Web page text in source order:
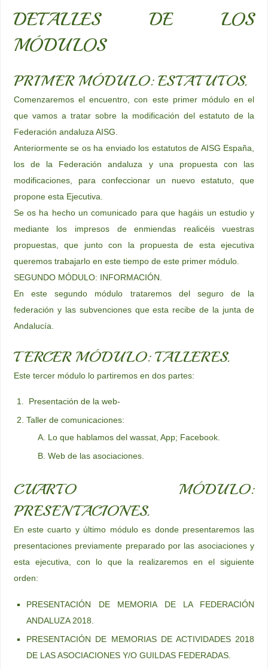
DETALLES DE LOS
MÓDULOS
PRIMER MÓDULO: ESTATUTOS.
Comenzaremos el encuentro, con este primer módulo en el
que vamos a tratar sobre la modificación del estatuto de la
Federación andaluza AISG.
Anteriormente se os ha enviado los estatutos de AISG España,
los de la Federación andaluza y una propuesta con las
modificaciones, para confeccionar un nuevo estatuto, que
propone esta Ejecutiva.
Se os ha hecho un comunicado para que hagáis un estudio y
mediante los impresos de enmiendas realicéis vuestras
propuestas, que junto con la propuesta de esta ejecutiva
queremos trabajarlo en este tiempo de este primer módulo.
SEGUNDO MÓDULO: INFORMACIÓN.
En este segundo módulo trataremos del seguro de la
federación y las subvenciones que esta recibe de la junta de
Andalucía.
TERCER MÓDULO: TALLERES.
Este tercer módulo lo partiremos en dos partes:
Presentación de la web-
Taller de comunicaciones:
Lo que hablamos del wassat, App; Facebook.
Web de las asociaciones.
CUARTO MÓDULO:
PRESENTACIONES.
En este cuarto y último módulo es donde presentaremos las
presentaciones previamente preparado por las asociaciones y
esta ejecutiva, con lo que la realizaremos en el siguiente
orden:
PRESENTACIÓN DE MEMORIA DE LA FEDERACIÓN
ANDALUZA 2018.
PRESENTACIÓN DE MEMORIAS DE ACTIVIDADES 2018
DE LAS ASOCIACIONES Y/O GUILDAS FEDERADAS.